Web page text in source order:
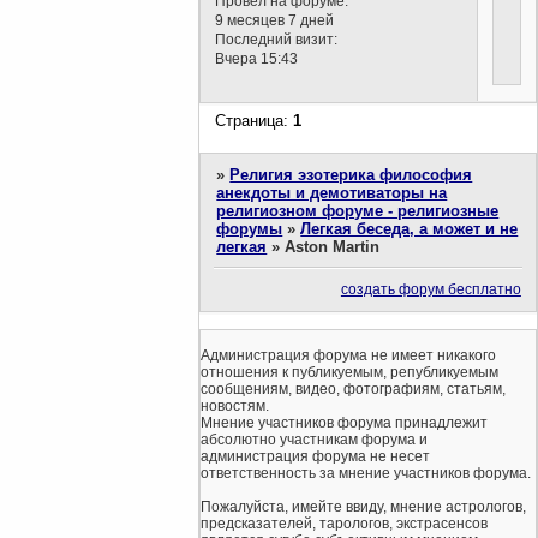
9 месяцев 7 дней
Последний визит:
Вчера 15:43
Страница:1
» Религия эзотерика философия
анекдоты и демотиваторы на
религиозном форуме - религиозные
форумы »Легкая беседа, а может и не
легкая »Aston Martin
создать форум бесплатно
Администрация форума не имеет никакого
отношения к публикуемым, републикуемым
сообщениям, видео, фотографиям, статьям,
новостям.
Мнение участников форума принадлежит
абсолютно участникам форума и
администрация форума не несет
ответственность за мнение участников форума.
Пожалуйста, имейте ввиду, мнение астрологов,
предсказателей, тарологов, экстрасенсов